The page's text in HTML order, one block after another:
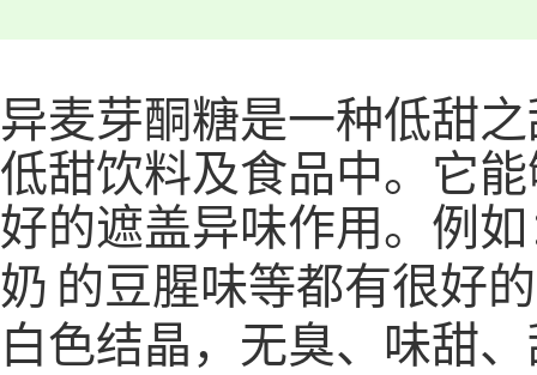
异麦芽酮糖是一种低甜
低甜饮料及食品中。它
好的遮盖异味作用。例
奶 的豆腥味等都有很好
白色结晶，无臭、味甜、